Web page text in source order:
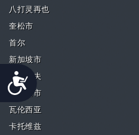
Accessibility
八打灵再也
奎松市
首尔
新加坡市
特拉维夫
帕西格市
瓦伦西亚
卡托维兹